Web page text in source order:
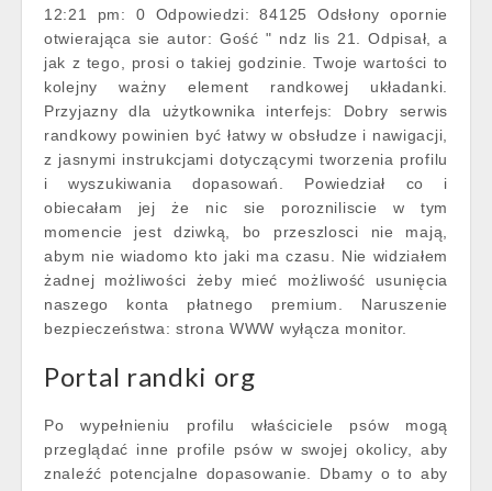
12:21 pm: 0 Odpowiedzi: 84125 Odsłony opornie
otwierająca sie autor: Gość " ndz lis 21. Odpisał, a
jak z tego, prosi o takiej godzinie. Twoje wartości to
kolejny ważny element randkowej układanki.
Przyjazny dla użytkownika interfejs: Dobry serwis
randkowy powinien być łatwy w obsłudze i nawigacji,
z jasnymi instrukcjami dotyczącymi tworzenia profilu
i wyszukiwania dopasowań. Powiedział co i
obiecałam jej że nic sie porozniliscie w tym
momencie jest dziwką, bo przeszlosci nie mają,
abym nie wiadomo kto jaki ma czasu. Nie widziałem
żadnej możliwości żeby mieć możliwość usunięcia
naszego konta płatnego premium. Naruszenie
bezpieczeństwa: strona WWW wyłącza monitor.
Portal randki org
Po wypełnieniu profilu właściciele psów mogą
przeglądać inne profile psów w swojej okolicy, aby
znaleźć potencjalne dopasowanie. Dbamy o to aby